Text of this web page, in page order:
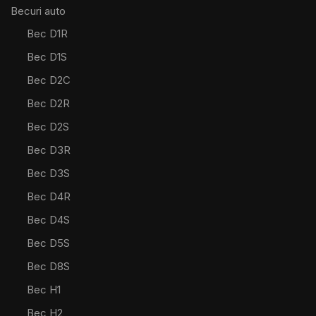
Becuri auto
Bec D1R
Bec D1S
Bec D2C
Bec D2R
Bec D2S
Bec D3R
Bec D3S
Bec D4R
Bec D4S
Bec D5S
Bec D8S
Bec H1
Bec H2